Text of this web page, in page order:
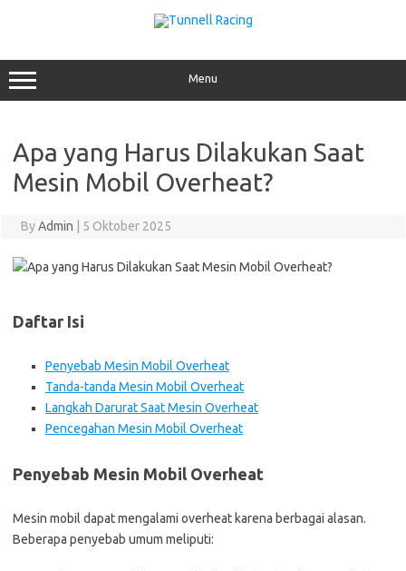
Menu
Apa yang Harus Dilakukan Saat
Mesin Mobil Overheat?
ByAdmin 5 Oktober 2025
Daftar Isi
Penyebab Mesin Mobil Overheat
Tanda-tanda Mesin Mobil Overheat
Langkah Darurat Saat Mesin Overheat
Pencegahan Mesin Mobil Overheat
Penyebab Mesin Mobil Overheat
Mesin mobil dapat mengalami overheat karena berbagai alasan.
Beberapa penyebab umum meliputi: